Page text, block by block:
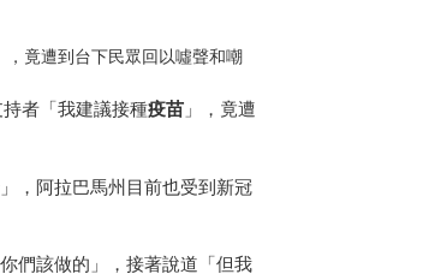
竟遭到台下民眾回以噓聲和嘲
者「我建議接種疫苗 」，竟遭
，阿拉巴馬州目前也受到新冠
們該做的」，接著說道「但我